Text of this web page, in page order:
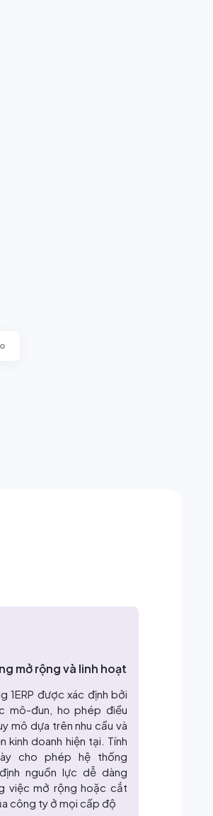
mở rộng và linh hoạt
1ERP được xác định bởi
mô-đun, ho phép điều
mô dựa trên nhu cầu và
kinh doanh hiện tại. Tính
cho phép hệ thống
nguồn lực dễ dàng
việc mở rộng hoặc cắt
công ty ở mọi cấp độ